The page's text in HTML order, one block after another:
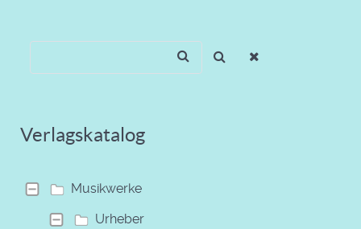
Verlagskatalog
Musikwerke
Urheber